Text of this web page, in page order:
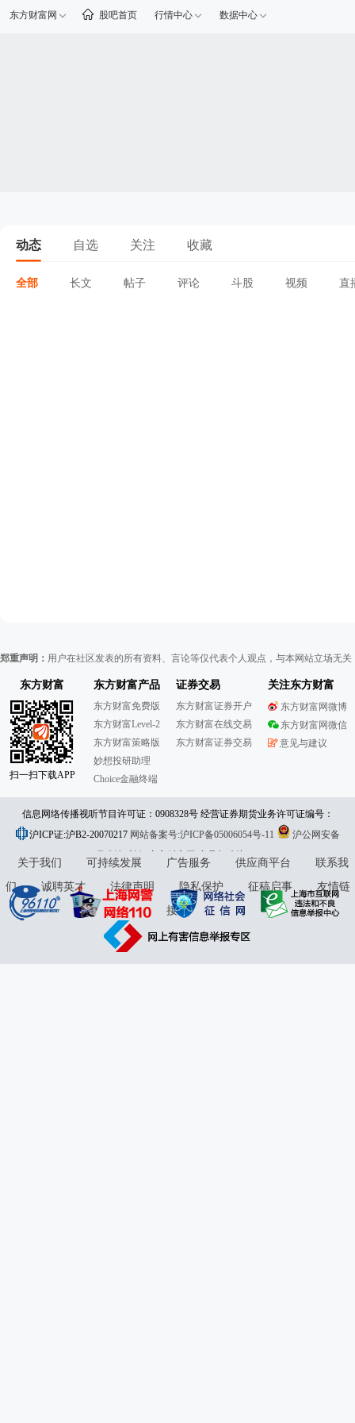
东方财富网 股吧首页 行情中心 数据中心
动态 自选 关注 收藏
全部 长文 帖子 评论 斗股 视频 直
郑重声明： 用户在社区发表的所有资料、言论等仅代表个人观点，与本网站立场无
东方财富
扫一扫下载APP
东方财富产品
东方财富免费版
东方财富Level-2
东方财富策略版
妙想投研助理
Choice金融终端
证券交易
东方财富证券开户
东方财富在线交易
东方财富证券交易
关注东方财富
东方财富网微博
东方财富网微信
意见与建议
信息网络传播视听节目许可证：0908328号 经营证券期货业务许可证编号：
913101046312860336 违法和不良信息举报:021-61278686 举报邮箱：
jubao@eastmoney.com
沪ICP证:沪B2-20070217 网站备案号:沪ICP备05006054号-11
沪公网安备
31010402000120号版权所有:东方财富网意见与建议:4000300059/952500
关于我们 可持续发展 广告服务 供应商平台
联系我
们
诚聘英才 法律声明 隐私保护 征稿启事
友情链
接